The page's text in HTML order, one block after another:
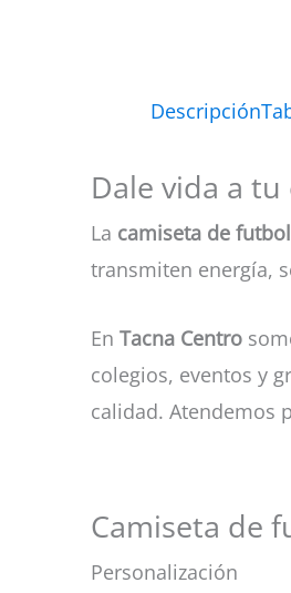
Descripción
Dale vida a
La camiseta de
transmiten energía,
En Tacna Centro
colegios, eventos y
calidad. Atendemos
Camiseta de
Personalización